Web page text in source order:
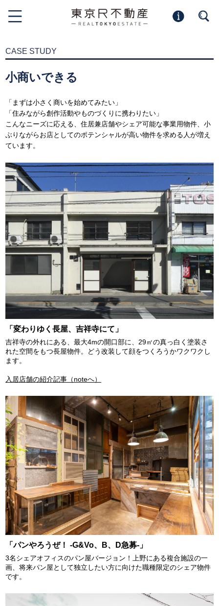
CASE STUDY
小商いできる
「まずは小さく商いを始めてみたい」
「住みながら創作活動やものづくりに携わりたい」
こんなニーズに応える、住居兼店舗やシェア可能な事業用物件、小
ぶりながらお店としてのポテンシャルが高い物件を求める人が増え
ています。
「変わりゆく長屋、吉祥寺にて」
吉祥寺の外れにある、最大4mの開口部に、29㎡の真っ白く塗装さ
れた空間をもつ長屋物件。どう改装して顔をつくろうかワクワクし
ます。
入居店舗の紹介記事（noteへ）
「パンやろうぜ！ -G&Vo、B、D急募-」
3名シェアオフィスのパン屋バージョン！上野にある複合施設の一
画、将来パン屋として独立したい方に向けた職種限定のシェア物件
です。